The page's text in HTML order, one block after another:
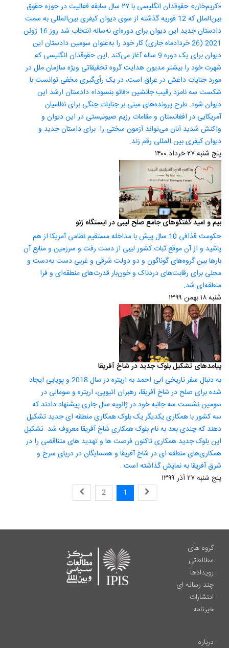
«کریم‌خان» حقوقدان انگلیسی با ۲۷ سال سابقه فعالیت در حوزه حقوق
بین‌الملل که 12 فوریه گذشته از سوی دیوان کیفری بین‌المللی به سمت
دادستان جدید این دیوان برای دوره‌ای نه‌ساله انتخاب شد روز 16 ژوئن
2021 (26 خردادماه جاری) کار خود را به‌عنوان سومین دادستان این
دیوان برای یک دوره 9 ساله آغاز می‌کند .این حقوقدان انگلیسی که
شهرت خود را بیشتر مدیون هدایت گروه تحقیقاتی ویژه سازمان ملل در
مورد جنایات داعش در عراق است، در یک رأی‌گیری مخفی توانست با
شکست سه نامزد رقیب جانشین «فاتو بنسودا» دادستان ارشد این
دیوان شود. طرح پرونده‌های مبنی بر جنایات جنگی برای نظامیان
آمریکایی در افغانستان و مقامات رزیم صیونیستی در این دیوان و
واکنش شدید آنان می‌تواند آزمون سختی را برای داستان جدید و
دیوان کیفری بین المللی رقم زند.
پنج شنبه ۲۷ خرداد ۱۴۰۰
بیم و امید گفتگوهای جامع صلح لیبی در ایستگاه ژنو
حکومت قذافی 10 سال پیش با مداخله مستقیم نظامی آمریکا از هم
پاشید و از آن موقع ثبات کشور لیبی از دست رفت و سرزمین و منابع آن
بارها بین گروه‌های گوناگون و دو دولت شرقی و غربی دست به‌دست و
محلی برای رقابت‌های دردناک و خون‌بار قدرت‌های منطقه‌ای و فرا
منطقه‌ای شد.
شنبه ۱۸ بهمن ۱۳۹۹
پیامدهای تشکیل بلوک جدید در شاخ آفریقا
به دنبال سفر تاریخی ابی احمد به اریتره در سال 2018 و پویایی ایجاد
شده برای صلح در شاخ آفریقا، رهبران اتیوپی، اریتره و سومالی در
سومین نشست سه جانبه خود در ژانویه سال جاری پیشنهاد دادند که
سه کشور با همکاری یکدیگر یک بلوک همکاری منطقه ­ای جدید تشکیل
دهند که چندی بعد به نام بلوک همکاری شاخ آفریقا معروف شد. تشکیل
این بلوک جدید همکاری تاکنون فرصت ها و تهدید های متناقضی را در
همکاری‌های منطقه ای در شاخ آفریقا و همسایگان در دریای سرخ و
شرق آفریقا به نمایش گذاشته است .
پنج شنبه ۲۷ آذر ۱۳۹۹
1
2
گروه های
مطالعاتی
رویدادها
چند رسانه ای
انتشارات
خبرنامه
درباره